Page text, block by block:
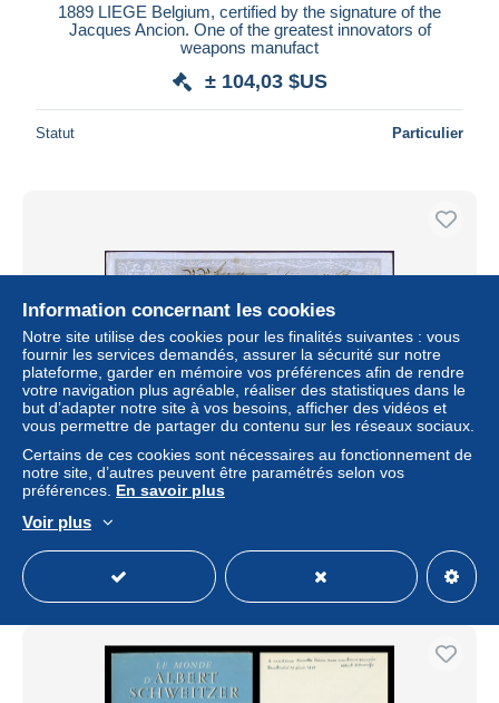
1889 LIEGE Belgium, certified by the signature of the
Jacques Ancion. One of the greatest innovators of
weapons manufact
± 104,03 $US
Statut Particulier
1859 LIEGE Belgium, certified by the signature of the
CELESTIN DANDOY. One of the greatest innovators of
weapons manufac
Particulier
Information concernant les cookies
Notre site utilise des cookies pour les finalités suivantes : vous
fournir les services demandés, assurer la sécurité sur notre
plateforme, garder en mémoire vos préférences afin de rendre
votre navigation plus agréable, réaliser des statistiques dans le
but d’adapter notre site à vos besoins, afficher des vidéos et
vous permettre de partager du contenu sur les réseaux sociaux.
Certains de ces cookies sont nécessaires au fonctionnement de
notre site, d’autres peuvent être paramétrés selon vos
préférences. En savoir plus
Voir plus